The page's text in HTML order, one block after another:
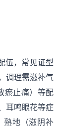
伍，常见证型
调理需滋补气
瘀止痛）等配
耳鸣眼花等症
熟地（滋阴补